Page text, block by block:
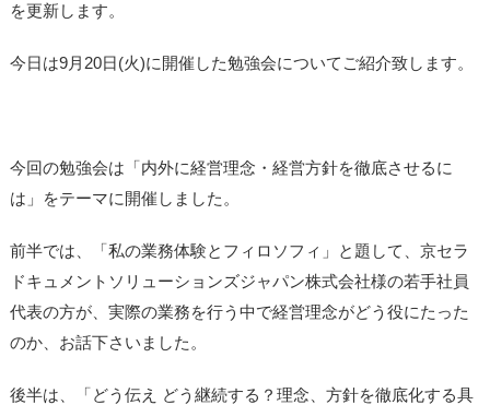
を更新します。
今日は9月20日(火)に開催した勉強会についてご紹介致します。
今回の勉強会は「内外に経営理念・経営方針を徹底させるに
は」をテーマに開催しました。
前半では、「私の業務体験とフィロソフィ」と題して、京セラ
ドキュメントソリューションズジャパン株式会社様の若手社員
代表の方が、実際の業務を行う中で経営理念がどう役にたった
のか、お話下さいました。
後半は、「どう伝え どう継続する？理念、方針を徹底化する具